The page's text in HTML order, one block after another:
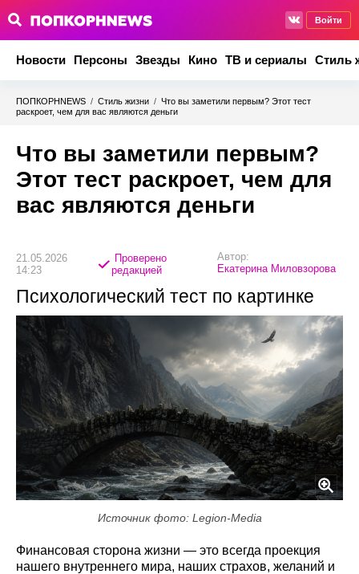
Войти
Новости Персоны Звезды Кино ТВ и сериалы Стиль
ПОПКОРНNEWS / Стиль жизни / Что вы заметили первым? Этот тест
раскроет, чем для вас являются деньги
Что вы заметили первым?
Этот тест раскроет, чем для
вас являются деньги
21.05.2026
14:23
Проверено
редакцией
Автор:
Екатерина Миловзорова
Психологический тест по картинке
Источник фото: Legion-Media
Финансовая сторона жизни — это всегда проекция
нашего внутреннего мира, наших страхов, желаний и